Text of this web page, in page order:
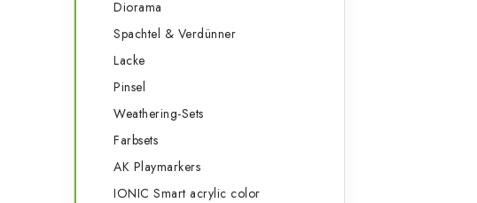
Diorama
Spachtel & Verdünner
Lacke
Pinsel
Weathering-Sets
Farbsets
AK Playmarkers
IONIC Smart acrylic color